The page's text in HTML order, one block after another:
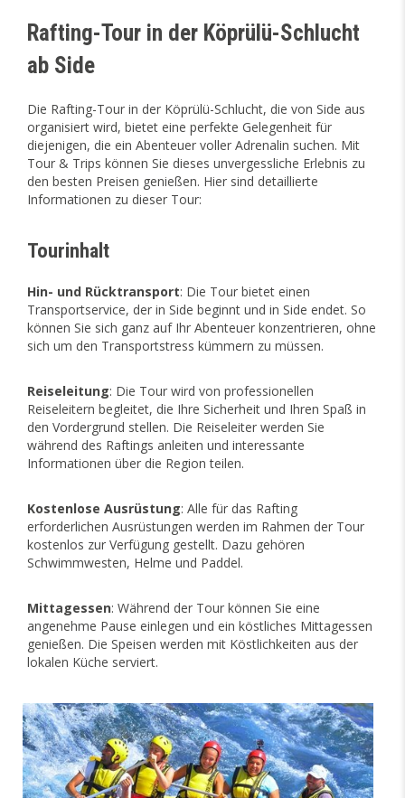
Rafting-Tour in der Köprülü-Schlucht
ab Side
Die Rafting-Tour in der Köprülü-Schlucht, die von Side aus
organisiert wird, bietet eine perfekte Gelegenheit für
diejenigen, die ein Abenteuer voller Adrenalin suchen. Mit
Tour & Trips können Sie dieses unvergessliche Erlebnis zu
den besten Preisen genießen. Hier sind detaillierte
Informationen zu dieser Tour:
Tourinhalt
Hin- und Rücktransport: Die Tour bietet einen
Transportservice, der in Side beginnt und in Side endet. So
können Sie sich ganz auf Ihr Abenteuer konzentrieren, ohne
sich um den Transportstress kümmern zu müssen.
Reiseleitung: Die Tour wird von professionellen
Reiseleitern begleitet, die Ihre Sicherheit und Ihren Spaß in
den Vordergrund stellen. Die Reiseleiter werden Sie
während des Raftings anleiten und interessante
Informationen über die Region teilen.
Kostenlose Ausrüstung: Alle für das Rafting
erforderlichen Ausrüstungen werden im Rahmen der Tour
kostenlos zur Verfügung gestellt. Dazu gehören
Schwimmwesten, Helme und Paddel.
Mittagessen: Während der Tour können Sie eine
angenehme Pause einlegen und ein köstliches Mittagessen
genießen. Die Speisen werden mit Köstlichkeiten aus der
lokalen Küche serviert.